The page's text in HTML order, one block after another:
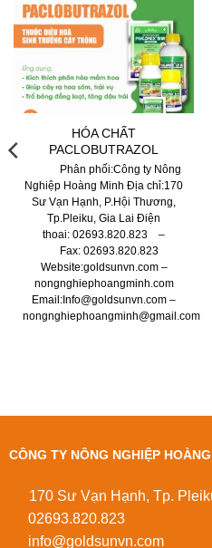
HÓA CHẤT
PACLOBUTRAZOL
Phân phối:Công ty Nông
Nghiệp Hoàng Minh Địa chỉ:170
Sư Vạn Hạnh, P.Hội Thương,
Tp.Pleiku, Gia Lai Điện
thoai: 02693.820.823 –
Fax: 02693.820.823
Website:goldsunvn.com –
nongnghiephoangminh.com
Email:Info@goldsunvn.com –
nongnghiephoangminh@gmail.com
CÔNG TY NÔNG NGHIỆP
170 Sư Vạn Hạnh, Tp.
02693.820.823
info@goldsunvn.com